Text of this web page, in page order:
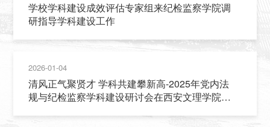
学校学科建设成效评估专家组来纪检监察学院调
研指导学科建设工作
2026-01-04
清风正气聚贤才 学科共建攀新高-2025年党内法
规与纪检监察学科建设研讨会在西安文理学院成